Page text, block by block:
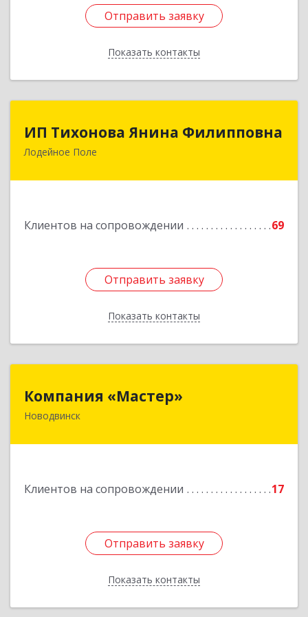
Отправить заявку
Показать контакты
Отправить заявку
Назад
ИП Тихонова Янина Филипповна
Лодейное Поле
Клиентов на сопровождении 69
Отправить заявку
Показать контакты
187700, Ленинградская обл, Лодейнопольский
Подробнее
Отправить заявку
Назад
Компания «Мастер»
Новодвинск
Клиентов на сопровождении 17
Отправить заявку
Показать контакты
164902, Архангельская обл, Новодвинск г,
Отправить заявку
Назад